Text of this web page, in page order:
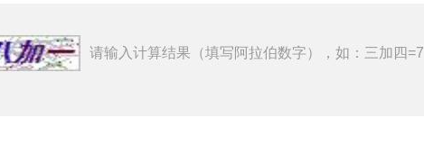
请输入计算结果（填写阿拉伯数字），如：三加四=7